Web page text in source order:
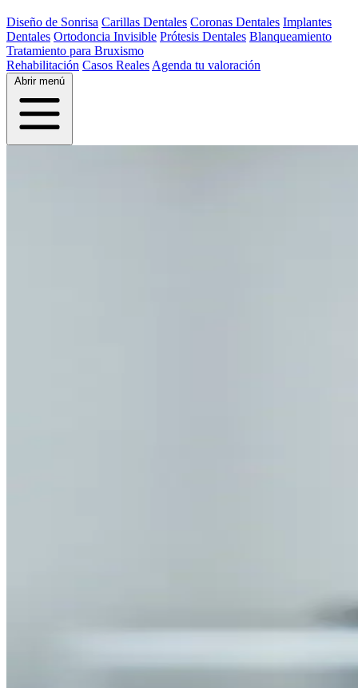
Diseño de Sonrisa Carillas Dentales Coronas Dentales Implantes
Dentales Ortodoncia Invisible Prótesis Dentales Blanqueamiento
Tratamiento para Bruxismo
Rehabilitación Casos RealesAgenda tu valoración
Abrir menú